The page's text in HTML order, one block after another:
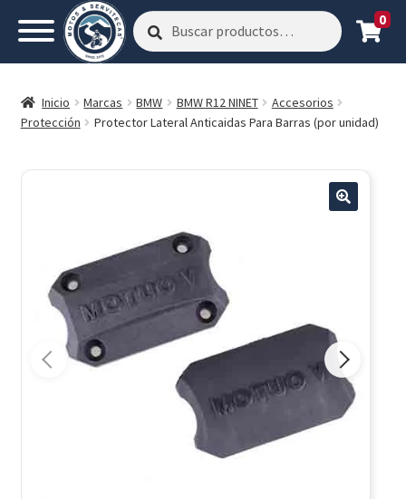
Buscar
por:
Buscar 0
Inicio Marcas BMW BMW R12 NINET
Accesorios
Protección
Protector Lateral Anticaidas Para Barras (por unidad)